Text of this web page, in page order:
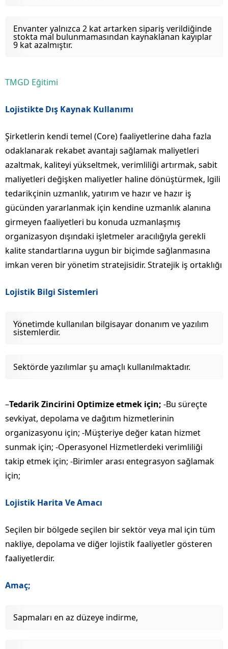
Envanter yalnızca 2 kat artarken sipariş verildiğinde
stokta mal bulunmamasından kaynaklanan kayıplar
9 kat azalmıştır.
TMGD Eğitimi
Lojistikte Dış Kaynak Kullanımı
Şirketlerin kendi temel (Core) faaliyetlerine daha fazla
odaklanarak rekabet avantajı sağlamak maliyetleri
azaltmak, kaliteyi yükseltmek, verimliliği artırmak, sabit
maliyetleri değişken maliyetler haline dönüştürmek, lgili
tedarikçinin uzmanlık, yatırım ve hazır ve hazır iş
gücünden yararlanmak için kendine uzmanlık alanına
girmeyen faaliyetleri bu konuda uzmanlaşmış
organizasyon dışındaki işletmeler aracılığıyla gerekli
kalite standartlarına uygun bir biçimde sağlanmasına
imkan veren bir yönetim stratejisidir. Stratejik iş ortaklığı
Lojistik Bilgi Sistemleri
Yönetimde kullanılan bilgisayar donanım ve yazılım
sistemlerdir.
Sektörde yazılımlar şu amaçlı kullanılmaktadır.
–Tedarik Zincirini Optimize etmek için; -Bu süreçte
sevkiyat, depolama ve dağıtım hizmetlerinin
organizasyonu için; -Müşteriye değer katan hizmet
sunmak için; -Operasyonel Hizmetlerdeki verimliliği
takip etmek için; -Birimler arası entegrasyon sağlamak
için;
Lojistik Harita Ve Amacı
Seçilen bir bölgede seçilen bir sektör veya mal için tüm
nakliye, depolama ve diğer lojistik faaliyetler gösteren
faaliyetlerdir.
Amaç;
Sapmaları en az düzeye indirme,